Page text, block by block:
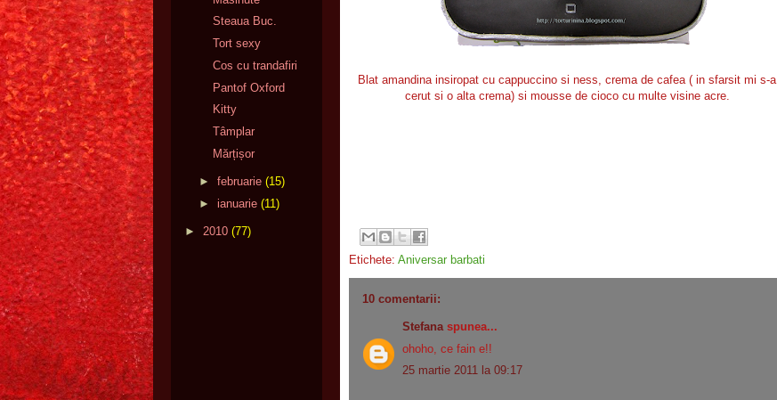
Blat amandina insiropat cu cappuccino si ness, crema de cafea ( in sfarsit mi s-a
cerut si o alta crema) si mousse de cioco cu multe visine acre.
Etichete: Aniversar barbati
10 comentarii:
Stefanaspunea...
ohoho, ce fain e!!
25 martie 2011 la 09:17
Steaua Buc.
Tort sexy
Cos cu trandafiri
Pantof Oxford
Kitty
Tâmplar
Mărțișor
► februarie (15)
► ianuarie (11)
► 2010 (77)